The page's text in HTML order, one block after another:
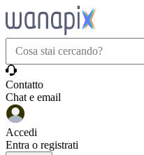
Contatto
Chat e email
Accedi
Entra o registrati